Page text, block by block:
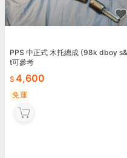
PPS 中正式 木托總成 (98k dboy s&
t可參考
4,600
免運